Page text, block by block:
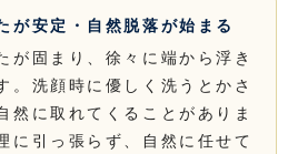
が安定・自然脱落が始まる
が固まり、徐々に端から浮き
。洗顔時に優しく洗うとかさ
然に取れてくることがありま
に引っ張らず、自然に任せて